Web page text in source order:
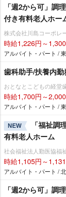
「週2から可」調
付き有料老人ホー
株式会社川島コーポレ
時給1,226円～
アルバイト・パート /
歯科助手/扶養内
おとなとこどもの経堂
時給1,700円～
アルバイト・パート /
NEW
「福祉
有料老人ホーム
社会福祉法人勤医協福
時給1,105円～
アルバイト・パート /
「週2から可」調